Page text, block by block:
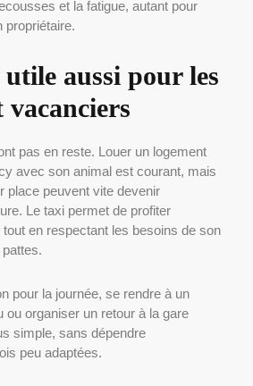
et la fatigue, autant pour
propriétaire.
aussi pour les
pas en reste. Louer un logement
avec son animal est courant, mais
place peuvent vite devenir
Le taxi permet de profiter
en respectant les besoins de son
pour la journée, se rendre à un
ou organiser un retour à la gare
simple, sans dépendre
peu adaptées.